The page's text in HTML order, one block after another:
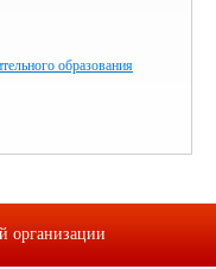
образования
организации